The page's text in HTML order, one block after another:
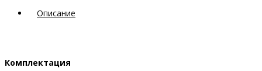
Описание
Комплектация